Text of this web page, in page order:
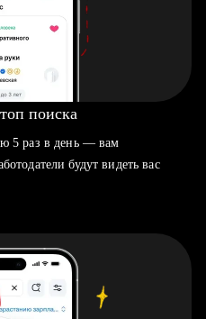
поиска
5 раз в день — вам
будут видеть вас